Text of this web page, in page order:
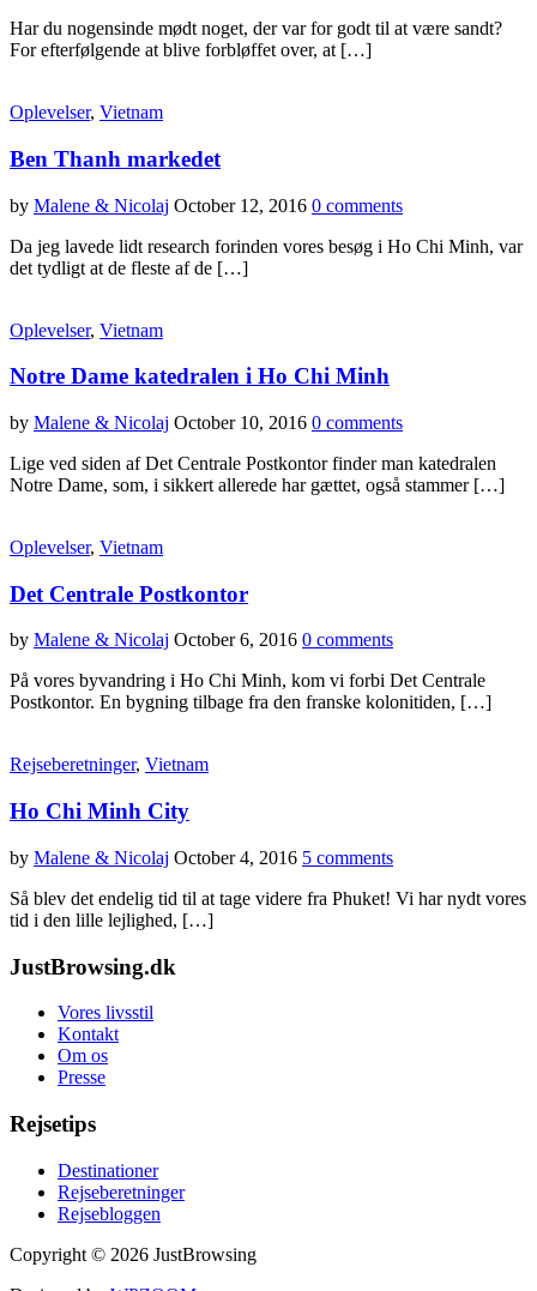
Har du nogensinde mødt noget, der var for godt til at være sandt?
For efterfølgende at blive forbløffet over, at […]
Oplevelser, Vietnam
Ben Thanh markedet
by Malene & Nicolaj October 12, 2016 0 comments
Da jeg lavede lidt research forinden vores besøg i Ho Chi Minh, var
det tydligt at de fleste af de […]
Oplevelser, Vietnam
Notre Dame katedralen i Ho Chi Minh
by Malene & Nicolaj October 10, 2016 0 comments
Lige ved siden af Det Centrale Postkontor finder man katedralen
Notre Dame, som, i sikkert allerede har gættet, også stammer […]
Oplevelser, Vietnam
Det Centrale Postkontor
by Malene & Nicolaj October 6, 2016 0 comments
På vores byvandring i Ho Chi Minh, kom vi forbi Det Centrale
Postkontor. En bygning tilbage fra den franske kolonitiden, […]
Rejseberetninger, Vietnam
Ho Chi Minh City
by Malene & Nicolaj October 4, 2016 5 comments
Så blev det endelig tid til at tage videre fra Phuket! Vi har nydt vores
tid i den lille lejlighed, […]
JustBrowsing.dk
Vores livsstil
Kontakt
Om os
Presse
Rejsetips
Destinationer
Rejseberetninger
Rejsebloggen
Copyright © 2026 JustBrowsing